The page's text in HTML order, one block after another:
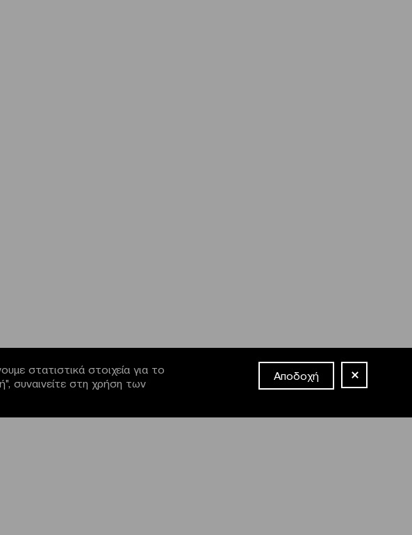
στατιστικά στοιχεία για το
συναινείτε στη χρήση των
Αποδοχή